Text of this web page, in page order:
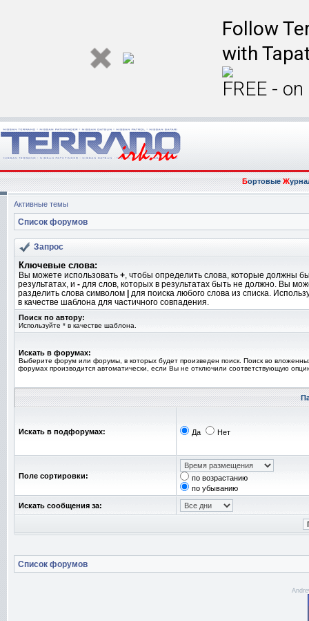
Follow
with
FREE -
БортовыеЖ
Активные темы
Список форумов
Запрос
Ключевые слова:
Вы можете использовать + , чтобы определить слова, которые должны
результатах, и - для слов, которых в результатах быть не должно. Вы
разделить слова символом | для поиска любого слова из списка.
в качестве шаблона для частичного совпадения.
Поиск по автору:
Используйте * в качестве шаблона.
Искать в форумах:
Выберите форум или форумы, в которых будет произведен поиск. Поиск во
форумах производится автоматически, если Вы не отключили соответствующую
Искать в подфорумах: Да Нет
Поле сортировки:
по возрастанию
по убыванию
Искать сообщения за:
Список форумов